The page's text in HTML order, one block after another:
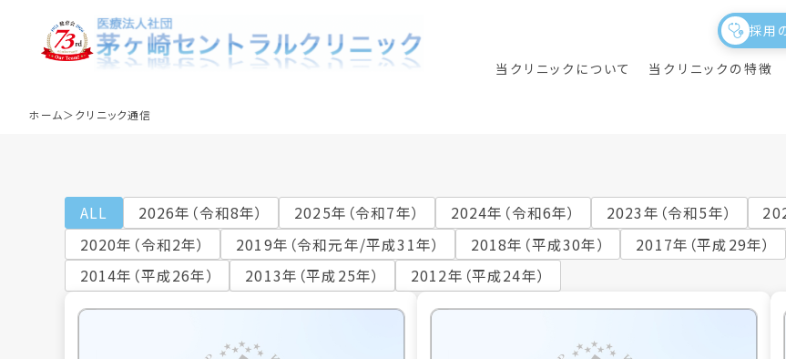
採用
当クリニックについて
クリニック理念 クリニック概要
部門紹介・スタッフ紹介
当クリニックの特徴
血液浄化療法 栄養指導
初めて当クリニックを
受診される方へ
標準手順作業書 委員
クリニック通信
ホーム クリニック通信
ALL 2026年（令和8年） 2025年（令和7年） 2024年（令和6年） 2023年（令和5年）
2020年（令和2年）
2019年（令和元年/平成31年） 2018年（平成30年） 2017年（平成29年）
2014年（平成26年）
2013年（平成25年） 2012年（平成24年）